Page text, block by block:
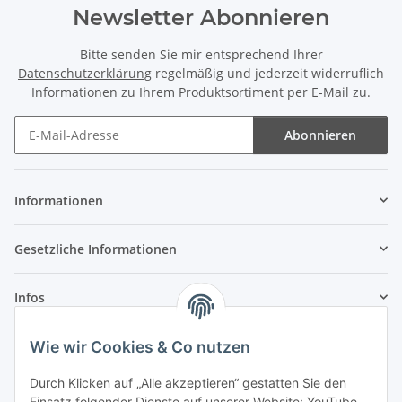
Wie wir Cookies & Co nutzen
Durch Klicken auf „Alle akzeptieren“ gestatten Sie den
Newsletter Abonnieren
Bitte senden Sie mir entsprechend Ihrer
Datenschutzerklärung regelmäßig und jederzeit widerruflich
Informationen zu Ihrem Produktsortiment per E-Mail zu.
Abonnieren
Informationen
Gesetzliche Informationen
Infos
Laden - Öffnungszeiten: